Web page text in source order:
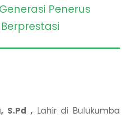
Penerus
S.Pd , Lahir di Bulukumba